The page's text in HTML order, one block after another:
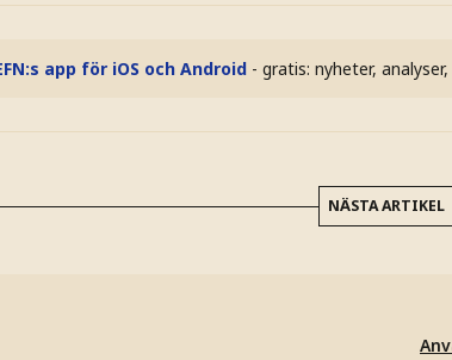
app för iOS och Android - gratis: nyheter,
NÄSTA ARTIKEL